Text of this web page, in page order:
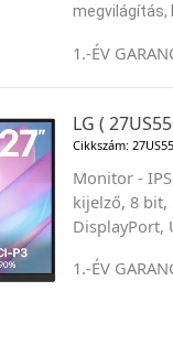
megvilágítás,
1.-ÉV
LG (
Cikkszám:
Monitor -
kijelző, 8 bit,
DisplayPort,
1.-ÉV